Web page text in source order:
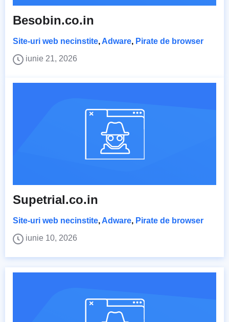
Besobin.co.in
Site-uri web necinstite, Adware, Pirate de browser
iunie 21, 2026
Supetrial.co.in
Site-uri web necinstite, Adware, Pirate de browser
iunie 10, 2026